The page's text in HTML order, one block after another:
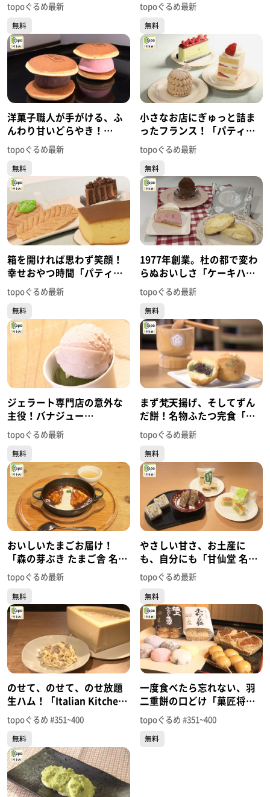
袋原）#434【topoぐるめ】
topoぐるめ最新
無料
中央）#432【topoぐるめ】
topoぐるめ最新
無料
洋菓子職人が手がける、ふ
んわり甘いどらやき！
「Sweets Shop OZZY」
（泉区長命ヶ丘）
#431【topoぐるめ】
topoぐるめ最新
無料
小さなお店にぎゅっと詰ま
ったフランス！「パティス
リー レクリア」（富谷市日
吉台）#423【topoぐるめ】
topoぐるめ最新
無料
箱を開ければ思わず笑顔！
幸せおやつ時間「パティス
リー アンシャンテ」（泉区
泉ヶ丘）#421【topoぐる
め】
topoぐるめ最新
無料
1977年創業。杜の都で変わ
らぬおいしさ「ケーキハウ
ス フレーズ 将監店」（泉区
将監）#416【topoぐるめ】
topoぐるめ最新
無料
ジェラート専門店の意外な
主役！バナジュー
「MINAMO GELATO」（名
取市閖上中央）#411【topo
ぐるめ】
topoぐるめ最新
無料
まず梵天揚げ、そしてずん
だ餅！名物ふたつ完食「木
乃幡･別品館」（名取市閖上
中央）＃409【topoぐる
め】
topoぐるめ最新
無料
おいしいたまごお届け！
「森の芽ぶき たまご舎 名取
愛島本店」（名取市愛島笠
島上平）＃403【topoぐる
め】
topoぐるめ最新
無料
やさしい甘さ、お土産に
も、自分にも「甘仙堂 名取
工場直営店」（名取市下余
田鹿島）＃402【topoぐる
め】
topoぐるめ最新
無料
のせて、のせて、のせ放題
生ハム！「Italian Kitchen
VANSAN 仙台泉店」（泉区
大沢）＃395【topoぐる
め】
topoぐるめ #351~400
無料
一度食べたら忘れない、羽
二重餅の口どけ「菓匠将満
仙台富谷店」（富谷市ひよ
り台）＃394【topoぐる
め】
topoぐるめ #351~400
無料